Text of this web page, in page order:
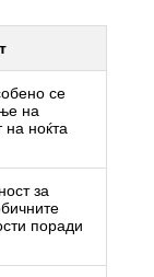
се
на
на ноќта
за
поради